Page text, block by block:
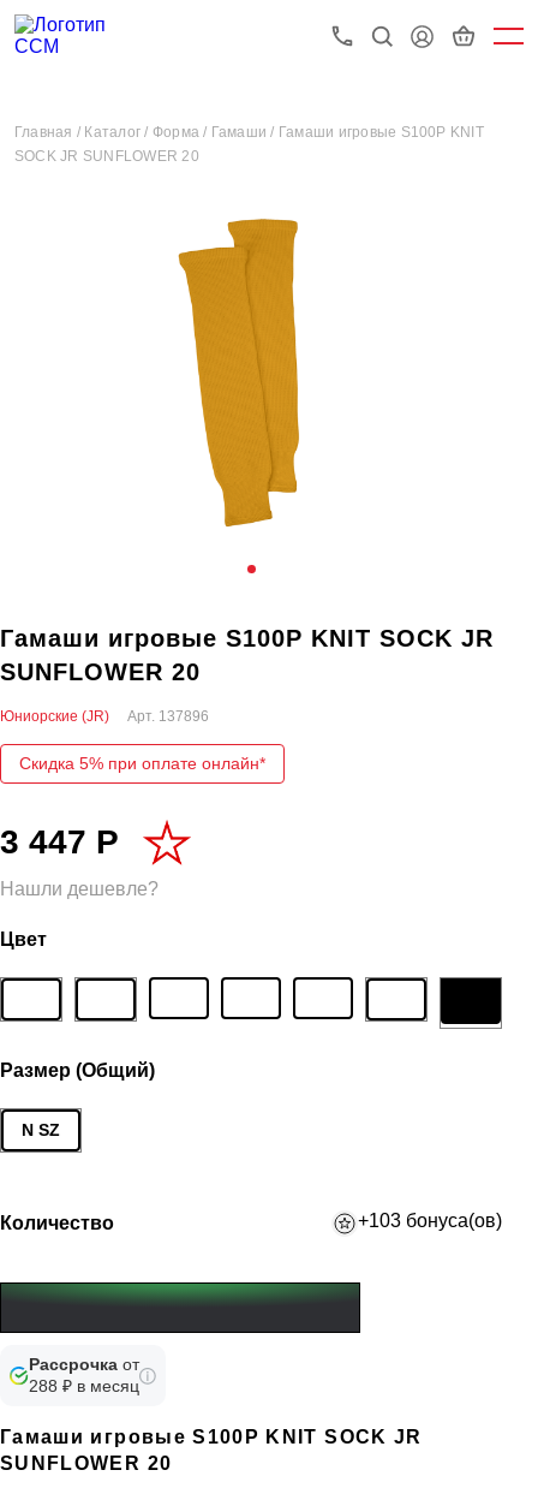
Главная / Каталог / Форма / Гамаши / Гамаши игровые S100P KNIT
SOCK JR SUNFLOWER 20
Гамаши игровые S100P KNIT SOCK JR
SUNFLOWER 20
Юниорские (JR) Арт. 137896
Скидка 5% при оплате онлайн*
3 447 Р
Нашли дешевле?
Цвет
Размер (Общий)
N SZ
Количество +103 бонуса(ов)
Рассрочка от
288 ₽ в месяц
Гамаши игровые S100P KNIT SOCK JR
SUNFLOWER 20